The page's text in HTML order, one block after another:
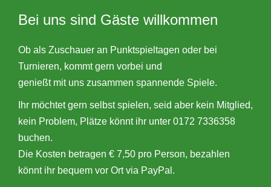
Bei uns sind Gäste willkommen
Ob als Zuschauer an Punktspieltagen oder bei
Turnieren, kommt gern vorbei und
genießt mit uns zusammen spannende Spiele.
Ihr möchtet gern selbst spielen, seid aber kein Mitglied,
kein Problem, Plätze könnt ihr unter 0172 7336358
buchen.
Die Kosten betragen € 7,50 pro Person, bezahlen
könnt ihr bequem vor Ort via PayPal.